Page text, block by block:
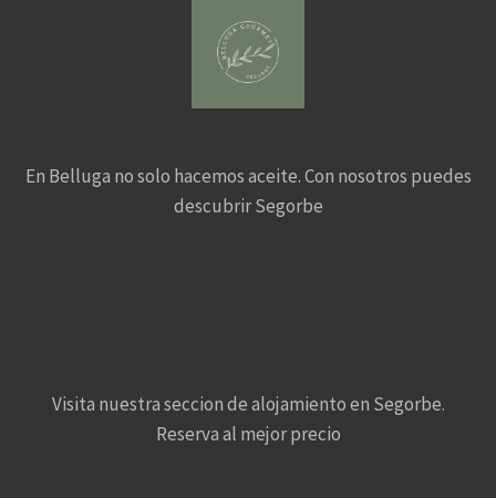
En Belluga no solo hacemos aceite. Con nosotros puedes
descubrir Segorbe
Visita nuestra seccion de alojamiento en Segorbe.
Reserva al mejor precio